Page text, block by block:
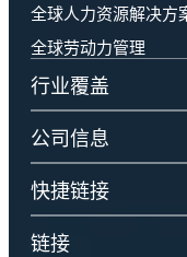
全球人力资源解决方
全球劳动力管理
行业覆盖
公司信息
快捷链接
链接